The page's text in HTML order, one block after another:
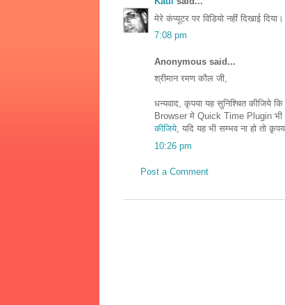
मेरे कंप्यूटर पर विडियो नहीं दिखाई
7:08 pm
Anonymous said...
श्रीमान रमण कौल जी,
धन्यवाद, कृपया यह सुनिश्चित
Browser मे Quick Time Plugin भी
कीजिये, यदि यह भी सम्भव ना हो तो
10:26 pm
Post a Comment